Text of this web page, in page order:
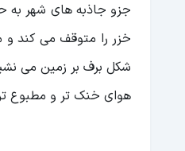
جزو جاذبه های شهر به
خزر را متوقف می کند و
شکل برف بر زمین می
هوای خنک تر و مطبوع